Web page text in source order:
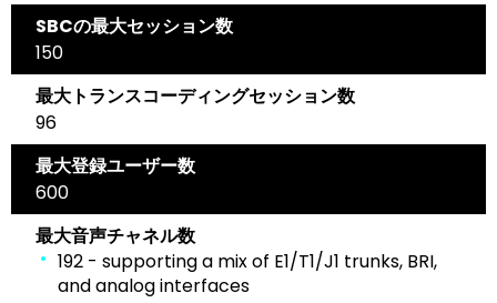
SBCの最大セッション数
150
最大トランスコーディングセッション数
96
最大登録ユーザー数
600
最大音声チャネル数
192 - supporting a mix of E1/T1/J1 trunks, BRI,
and analog interfaces